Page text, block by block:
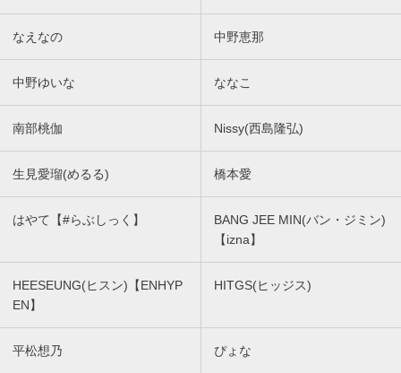
なえなの 中野恵那
中野ゆいな ななこ
南部桃伽 Nissy(西島隆弘)
生見愛瑠(めるる) 橋本愛
はやて【#らぶしっく】
BANG JEE MIN(バン・ジミン)
【izna】
HEESEUNG(ヒスン)【ENHYP
EN】
HITGS(ヒッジス)
平松想乃 ぴょな